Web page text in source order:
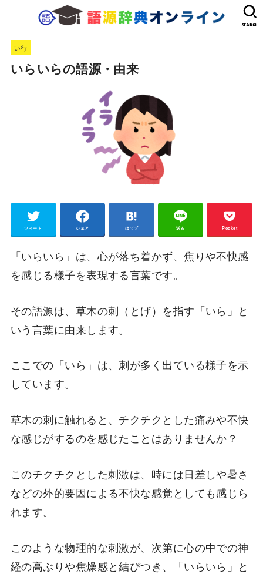
SEARCH
い行
いらいらの語源・由来
ツイート シェア はてブ 送る Pocket
「いらいら」は、心が落ち着かず、焦りや不快感
を感じる様子を表現する言葉です。
その語源は、草木の刺（とげ）を指す「いら」と
いう言葉に由来します。
ここでの「いら」は、刺が多く出ている様子を示
しています。
草木の刺に触れると、チクチクとした痛みや不快
な感じがするのを感じたことはありませんか？
このチクチクとした刺激は、時には日差しや暑さ
などの外的要因による不快な感覚としても感じら
れます。
このような物理的な刺激が、次第に心の中での神
経の高ぶりや焦燥感と結びつき、「いらいら」と